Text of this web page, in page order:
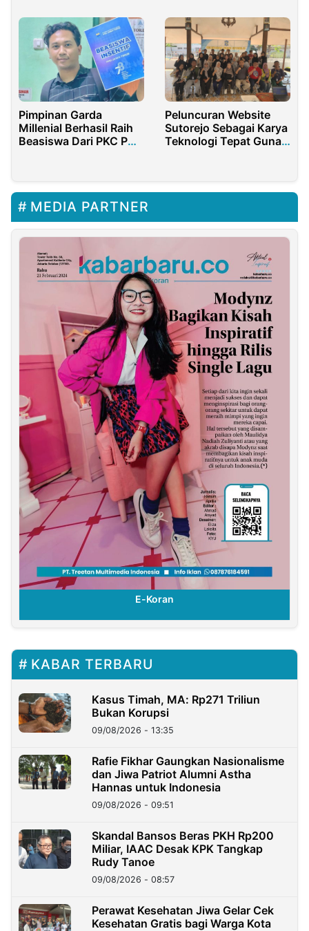
SiberMu
Pimpinan Garda
Millenial Berhasil Raih
Beasiswa Dari PKC PMII
Peluncuran Website
Sutorejo Sebagai Karya
Teknologi Tepat Guna
MEDIA PARTNER
E-Koran
KABAR TERBARU
Kasus Timah, MA: Rp271 Triliun
Bukan Korupsi
09/08/2026 - 13:35
Rafie Fikhar Gaungkan Nasionalisme
dan Jiwa Patriot Alumni Astha
Hannas untuk Indonesia
09/08/2026 - 09:51
Skandal Bansos Beras PKH Rp200
Miliar, IAAC Desak KPK Tangkap
Rudy Tanoe
09/08/2026 - 08:57
Perawat Kesehatan Jiwa Gelar Cek
Kesehatan Gratis bagi Warga Kota